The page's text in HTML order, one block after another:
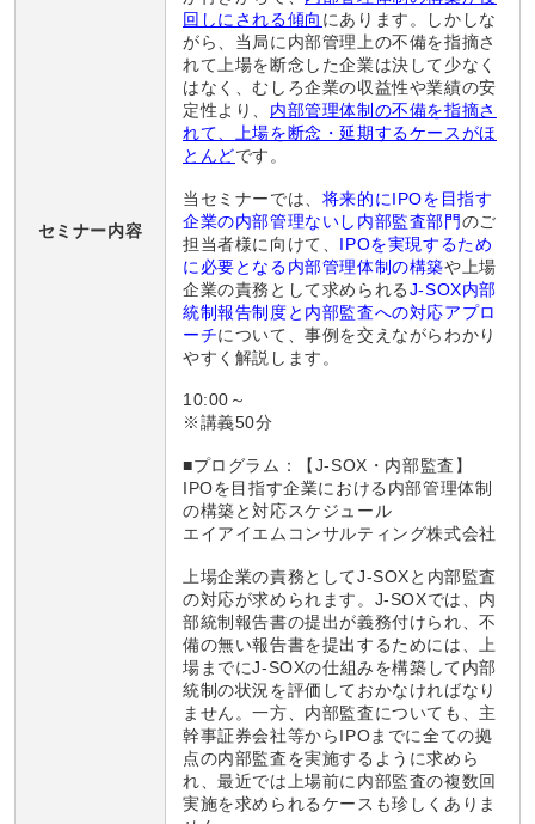
セミナー内容
回しにされる傾向 にあります。しかしな
がら、当局に内部管理上の不備を指摘さ
れて上場を断念した企業は決して少なく
はなく、むしろ企業の収益性や業績の安
定性より、 内部管理体制の不備を指摘さ
れて、上場を断念・延期するケースがほ
とんどです。
当セミナーでは、 将来的にIPOを目指す
企業の内部管理ないし内部監査部門のご
担当者様に向けて、 IPOを実現するため
に必要となる内部管理体制の構築や上場
企業の責務として求められるJ-SOX内部
統制報告制度と内部監査への対応アプロ
ーチについて、事例を交えながらわかり
やすく解説します。
10:00～
※講義50分
■プログラム：【J-SOX・内部監査】
IPOを目指す企業における内部管理体制
の構築と対応スケジュール
エイアイエムコンサルティング株式会社
上場企業の責務としてJ-SOXと内部監査
の対応が求められます。J-SOXでは、内
部統制報告書の提出が義務付けられ、不
備の無い報告書を提出するためには、上
場までにJ-SOXの仕組みを構築して内部
統制の状況を評価しておかなければなり
ません。一方、内部監査についても、主
幹事証券会社等からIPOまでに全ての拠
点の内部監査を実施するように求めら
れ、最近では上場前に内部監査の複数回
実施を求められるケースも珍しくありま